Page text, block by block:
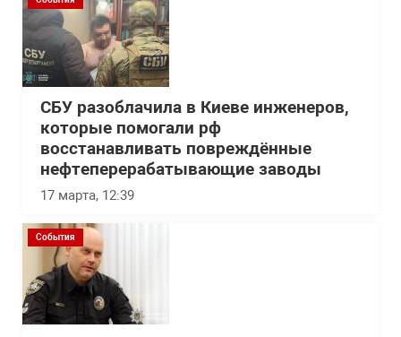
СБУ разоблачила в Киеве инженеров,
которые помогали рф
восстанавливать повреждённые
нефтеперерабатывающие заводы
17 марта, 12:39
События